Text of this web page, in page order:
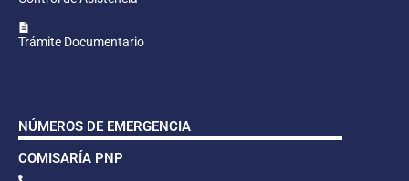
Trámite Documentario
NÚMEROS DE EMERGENCIA
COMISARÍA PNP